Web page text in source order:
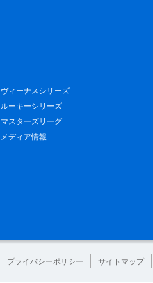
ヴィーナスシリーズ
ルーキーシリーズ
マスターズリーグ
メディア情報
プライバシーポリシー サイトマップ